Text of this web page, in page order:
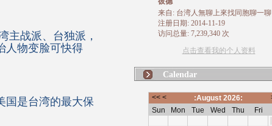
主战派、台独派，
人物变脸可快得
国是台湾的最大保
来自: 台湾人無聊上來找同胞聊一聊
注册日期: 2014-11-19
访问总量: 7,239,340 次
点击查看我的个人资料
Calendar